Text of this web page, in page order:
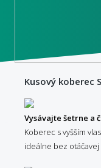
Kusový koberec
Vysávajte šetrne a
Koberec s vyšším
ideálne bez otáčavej